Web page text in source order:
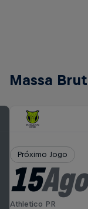
Massa
Próximo Jogo
15Ago
Athletico PR